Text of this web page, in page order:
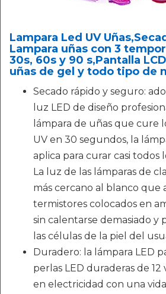
Lampara Led UV
Lampara uñas con 3
30s, 60s y 90 s,Pantalla
uñas de gel y todo tipo de
Secado rápido y seguro:
luz LED de diseño
lámpara de uñas que cure
UV en 30 segundos, la
aplica para curar casi todos
La luz de las lámparas de
más cercano al blanco que
termistores colocados en
sin calentarse demasiado y
las células de la piel del
Duradero: la lámpara LED
perlas LED duraderas de
en electricidad con una